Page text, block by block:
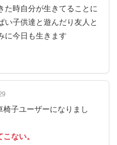
た時自分が生きてることに
い子供達と遊んだり友人と
に今日も生きます
子ユーザーになりまし
ない。